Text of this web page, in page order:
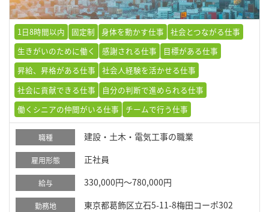
1日8時間以内 固定制 身体を動かす仕事
社会とつながる仕事
生きがいのために働く
感謝される仕事
目標がある仕事
昇給、昇格がある仕事
社会人経験を活かせる仕事
社会に貢献できる仕事
自分の判断で進められる仕事
働くシニアの仲間がいる仕事
チームで行う仕事
職種 建設・土木・電気工事の職業
雇用形態 正社員
給与 330,000円～780,000円
勤務地 東京都葛飾区立石5-11-8梅田コーポ302